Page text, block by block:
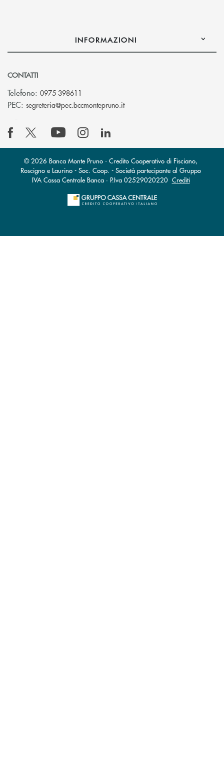
INFORMAZIONI
CONTATTI
Telefono: 0975 398611
PEC: segreteria@pec.bccmontepruno.it(si apre l’app di posta
© 2026 Banca Monte Pruno - Credito Cooperativo di Fisciano,
Roscigno e Laurino - Soc. Coop. - Società partecipante al Gruppo
IVA Cassa Centrale Banca · P.Iva 02529020220 Crediti